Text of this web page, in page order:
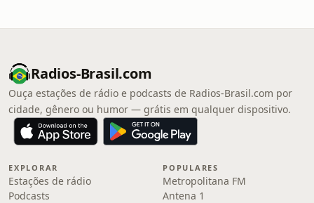
Radios-Brasil.com
Ouça estações de rádio e podcasts de Radios-Brasil.com por
cidade, gênero ou humor — grátis em qualquer dispositivo.
EXPLORAR
Estações de rádio
Podcasts
POPULARES
Metropolitana FM
Antena 1